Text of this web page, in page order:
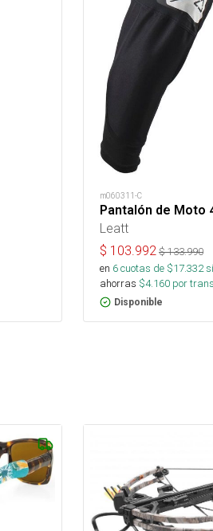
m060311-C
Pantalón de Moto
Leatt
$ 103.992 $133.990
en 6cuotas de $17.332
ahorras $4.160 por
Disponible